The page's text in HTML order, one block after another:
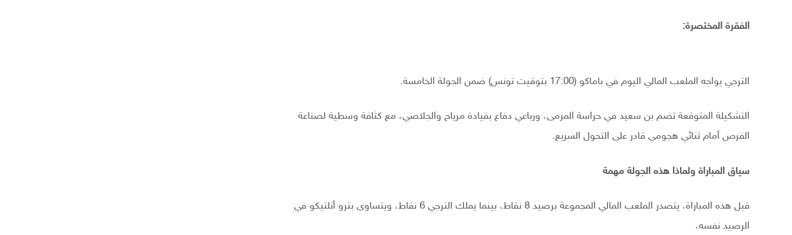
الفقرة المختصرة:
الترجي يواجه الملعب المالي اليوم في باماكو (17:00 بتوقيت تونس) ضمن الجولة الخامسة.
التشكيلة المتوقعة تضم بن سعيد في حراسة المرمى، ورباعي دفاع بقيادة مرياح والجلاصي، مع كثافة وسطية لصناعة
الفرص أمام ثنائي هجومي قادر على التحول السريع.
سياق المباراة ولماذا هذه الجولة مهمة
قبل هذه المباراة، يتصدر الملعب المالي المجموعة برصيد 8 نقاط، بينما يملك الترجي 6 نقاط، ويتساوى بترو أتلتيكو في
الرصيد نفسه،